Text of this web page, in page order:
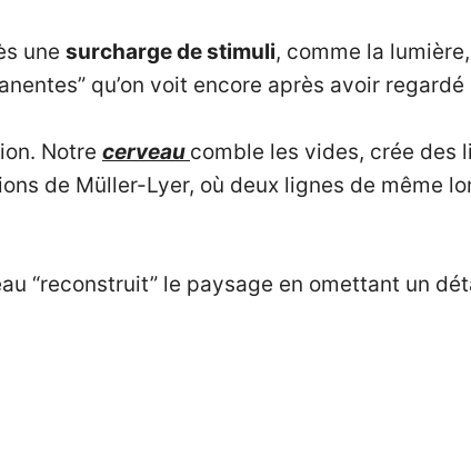
une surcharge de stimuli, comme la
qu’on voit encore après avoir
Notre cerveau comble les vides, crée des
de Müller-Lyer, où deux lignes de même
“reconstruit” le paysage en omettant un